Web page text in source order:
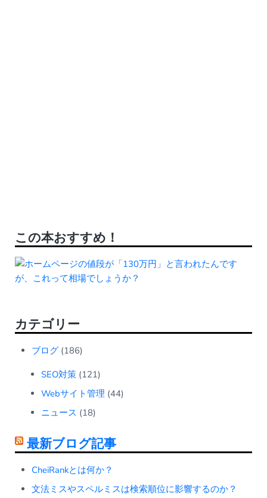
この本おすすめ！
カテゴリー
ブログ (186)
SEO対策 (121)
Webサイト管理 (44)
ニュース (18)
最新ブログ記事
CheiRankとは何か？
文法ミスやスペルミスは検索順位に影響するのか？